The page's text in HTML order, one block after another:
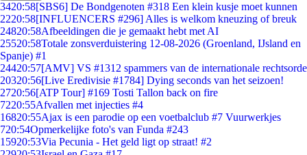
3420:58[SBS6] De Bondgenoten #318 Een klein kusje moet kunnen
2220:58[INFLUENCERS #296] Alles is welkom kneuzing of breuk
24820:58Afbeeldingen die je gemaakt hebt met AI
25520:58Totale zonsverduistering 12-08-2026 (Groenland, IJsland en
Spanje) #1
24420:57[AMV] VS #1312 spammers van de internationale rechtsorde
20320:56[Live Eredivisie #1784] Dying seconds van het seizoen!
2720:56[ATP Tour] #169 Tosti Tallon back on fire
7220:55Afvallen met injecties #4
16820:55Ajax is een parodie op een voetbalclub #7 Vuurwerkjes
720:54Opmerkelijke foto's van Funda #243
15920:53Via Pecunia - Het geld ligt op straat! #2